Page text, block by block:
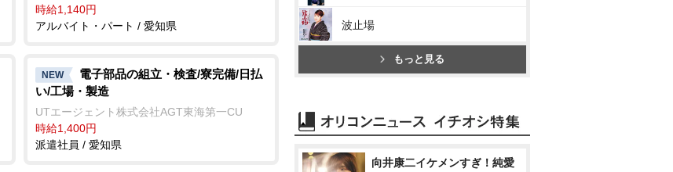
時給1,140円
アルバイト・パート / 愛知県
NEW
電子部品の組立・検査/寮完備/日払
い/工場・製造
UTエージェント株式会社AGT東海第一CU
時給1,400円
派遣社員 / 愛知県
波止場
もっと見る
向井康二イケメンすぎ！純愛